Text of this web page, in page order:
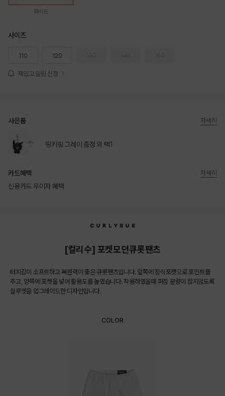
화이트
사이즈
110 120
재입고 알림 신청
사은품
띵키링 그레이 증정 외 택1
자세히
카드혜택
신용카드 무이자 혜택
자세히
[컬리수] 포켓모던큐롯팬츠
터치감이 소프트하고 복원력이 좋은 큐롯팬츠입니다. 앞쪽에 장식포켓으로 포인트를
주고, 양쪽에 포켓을 넣어 활용도를 높였습니다. 착용하였을때 퍼짐 분량이 많지않도록
실루엣을 업그레이드한 디자인입니다.
COLOR